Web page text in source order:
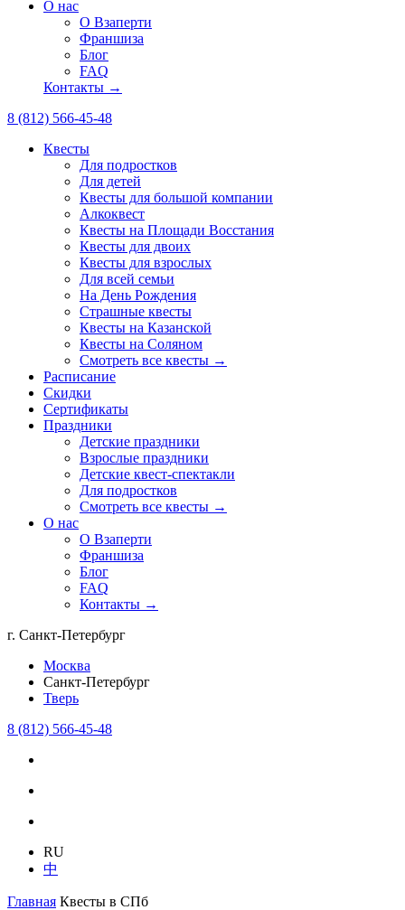
О нас
О Взаперти
Франшиза
Блог
FAQ
Контакты →
8 (812) 566-45-48
Квесты
Для подростков
Для детей
Квесты для большой компании
Алкоквест
Квесты на Площади Восстания
Квесты для двоих
Квесты для взрослых
Для всей семьи
На День Рождения
Страшные квесты
Квесты на Казанской
Квесты на Соляном
Смотреть все квесты →
Расписание
Скидки
Сертификаты
Праздники
Детские праздники
Взрослые праздники
Детские квест-спектакли
Для подростков
Смотреть все квесты →
О нас
О Взаперти
Франшиза
Блог
FAQ
Контакты →
г. Санкт-Петербург
Москва
Санкт-Петербург
Тверь
8 (812) 566-45-48
RU
中
Главная Квесты в СПб